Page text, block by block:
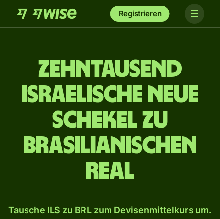
Registrieren
zehn­tausend
israelische Neue
Schekel zu
brasilianischen
Real
Tausche ILS zu BRL zum Devisenmittelkurs um.